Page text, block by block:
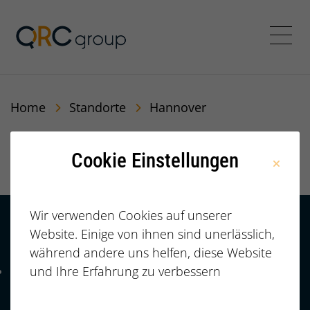
QRC Personalberatung
Home Standorte Hannover
Hannover
Kontakt
+49 (0)
911/23733277
Telefonnummer: 4 9 0 9 1 1 2 3 7 3 3 2 7 7
HÄUFIGE FRAGEN |
FAQ
Cookie Einstellungen
Wir verwenden Cookies auf unserer
Website. Einige von ihnen sind unerlässlich,
während andere uns helfen, diese Website
und Ihre Erfahrung zu verbessern